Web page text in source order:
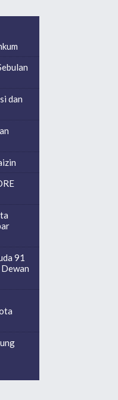
dan
91